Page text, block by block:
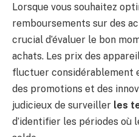
Lorsque vous souhaitez
remboursements sur des
crucial d’évaluer le bon
achats. Les prix des
fluctuer considérablement
des promotions et des
judicieux de surveiller les
d’identifier les périodes où